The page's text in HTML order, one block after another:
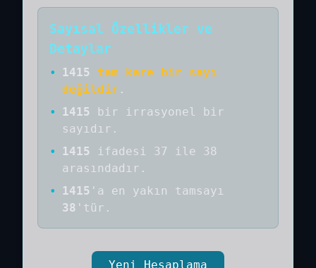
Sayısal Özellikler ve
Detaylar
• 1415
tam kare bir sayı
değildir .
•
1415 bir
irrasyonel bir
sayıdır .
•
1415
ifadesi 37 ile 38
arasındadır.
•
1415 'a en yakın tamsayı
38 'tür.
Yeni Hesaplama